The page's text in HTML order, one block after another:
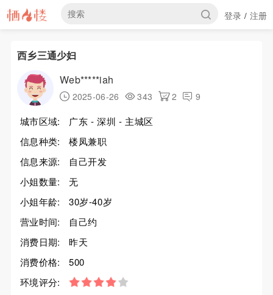
登录 / 注册
西乡三通少妇
Web*****iah
2025-06-26 343 2 9
城市区域:
广东 - 深圳 - 主城区
信息种类:
楼凤兼职
信息来源:
自己开发
小姐数量:
无
小姐年龄:
30岁-40岁
营业时间:
自己约
消费日期:
昨天
消费价格:
500
环境评分: